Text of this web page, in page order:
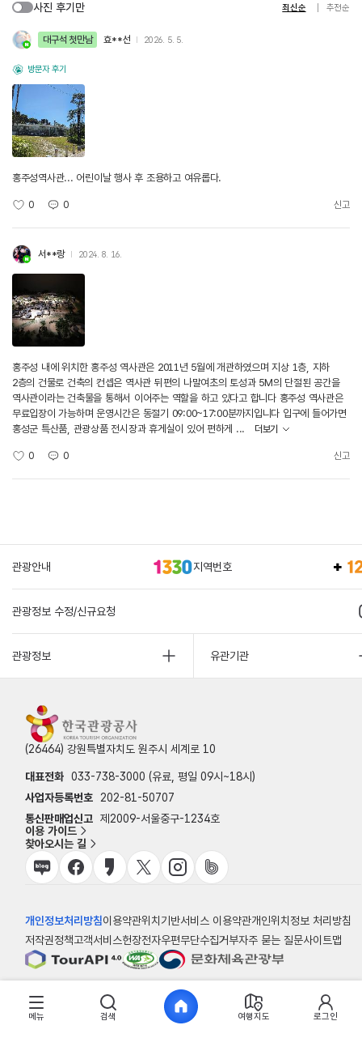
사진 후기만 최신순 추천순
대구석 첫만남 효**선 2026. 5. 5.
방문자 후기
홍주성역사관... 어린이날 행사 후 조용하고 여유롭다.
0 0 신고
서**랑 2024. 8. 16.
홍주성 내에 위치한 홍주성 역사관은 2011년 5월에 개관하였으며 지상 1층, 지하
2층의 건물로 건축의 컨셉은 역사관 뒤편의 나말여초의 토성과 5M의 단절된 공간을
역사관이라는 건축물을 통해서 이어주는 역할을 하고 있다고 합니다 홍주성 역사관은
무료입장이 가능하며 운영시간은 동절기 09:00~17:00분까지입니다 입구에 들어가면
홍성군 특산품, 관광상품 전시장과 휴게실이 있어 편하게 ...
더보기
0 0 신고
관광안내 지역번호
관광정보 수정/신규요청
관광정보 유관기관
(26464) 강원특별자치도 원주시 세계로 10
대표전화 033-738-3000 (유료, 평일 09시~18시)
사업자등록번호
202-81-50707
통신판매업신고 제2009-서울중구-1234호
이용 가이드
찾아오시는 길
개인정보처리방침이용약관위치기반서비스 이용약관개인위치정보 처리방침
저작권정책고객서비스헌장전자우편무단수집거부자주 묻는 질문사이트맵
© 한국관광공사
메뉴 검색 여행지도 로그인